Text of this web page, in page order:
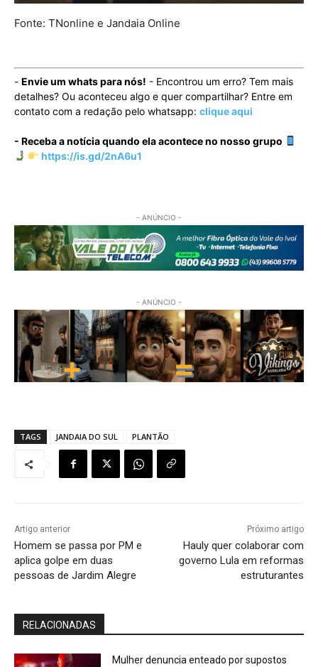
Fonte: TNonline e Jandaia Online
- Envie um whats para nós! - Encontrou um erro? Tem mais
detalhes? Ou aconteceu algo e quer compartilhar? Entre em
contato com a redação pelo whatsapp: clique aqui
- Receba a notícia quando ela acontece no nosso grupo
https://is.gd/2nA6u1
- ANÚNCIO -
- ANÚNCIO -
TAGS JANDAIA DO SUL PLANTÃO
Artigo anterior
Homem se passa por PM e
aplica golpe em duas
pessoas de Jardim Alegre
Próximo artigo
Hauly quer colaborar com
governo Lula em reformas
estruturantes
RELACIONADAS
Mulher denuncia enteado por supostos